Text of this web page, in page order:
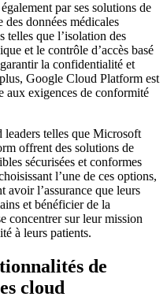
par ses solutions de
des données médicales
telles que l’isolation des
et le contrôle d’accès basé
la confidentialité et
Google Cloud Platform est
exigences de conformité
telles que Microsoft
offrent des solutions de
sécurisées et conformes
l’une de ces options,
avoir l’assurance que leurs
et bénéficier de la
concentrer sur leur mission
à leurs patients.
de
cloud